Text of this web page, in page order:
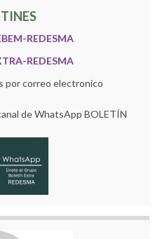
REDESMA
REDESMA
por correo electronico
de WhatsApp BOLETÍN